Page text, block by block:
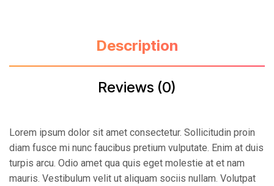
Description
Reviews (0)
Lorem ipsum dolor sit amet consectetur. Sollicitudin proin
diam fusce mi nunc faucibus pretium vulputate. Enim at duis
turpis arcu. Odio amet qua quis eget molestie at et nam
mauris. Vestibulum velit ut aliquam sociis nullam. Volutpat